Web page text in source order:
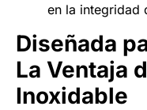
en la integridad
Diseñada
La Ventaja
Inoxidable